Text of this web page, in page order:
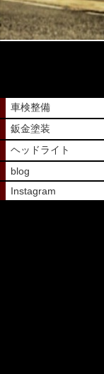
車検整備
鈑金塗装
ヘッドライト
blog
Instagram